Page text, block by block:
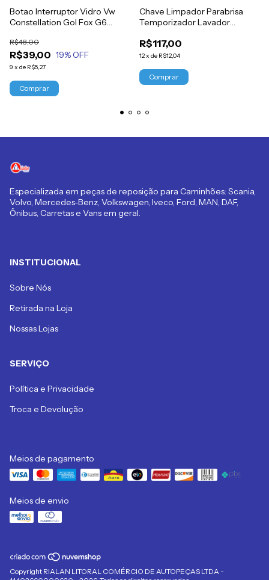
Botao Interruptor Vidro Vw
Constellation Gol Fox G6
R$39,00
R$48,00
19% OFF
9 x de R$5,27
Chave Limpador Parabrisa
Temporizador Lavador
Titan
R$117,00
12x de R$12,04
Especializada em peças de reposição para Caminhões: Scania,
Volvo, Mercedes-Benz, Volkswagen, Iveco, Ford, MAN, DAF,
Ônibus, Carretas e Vans em geral.
INSTITUCIONAL
Sobre Nós
Retirada na Loja
Nossas Lojas
SERVIÇO
Política e Privacidade
Troca e Devolução
Meios de pagamento
Meios de envio
Copyright RIALAN LITORAL COMÉRCIO DE AUTOPEÇAS LTDA -